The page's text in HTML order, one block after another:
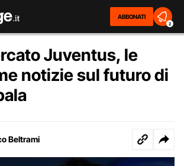
ABBONATI
2
Juventus, le
notizie sul futuro di
Beltrami